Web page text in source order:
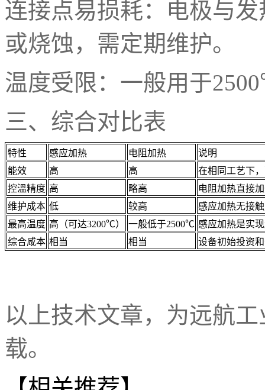
连接点易损耗：电极与
或烧蚀，需定期维护。
温度受限：一般用于2500
三、 综合对比表
特性 感应加热 电阻加热
说明
能效
高 高
在相同工艺下
控溫精度 高 略高
电阻加热直接
维护成本 低 较高
感应加热无接
最高温度 高（可达3200℃） 一般低于2500℃ 感应加热是实
综合咸本 相当 相当 设备初始投资
以上技术文章，为远航
载。